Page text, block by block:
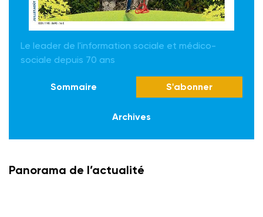
Le leader de l'information sociale et médico-
sociale depuis 70 ans
Sommaire S'abonner
Archives
Panorama de l’actualité